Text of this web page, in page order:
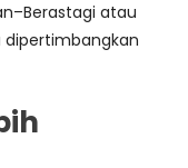
atau
dipertimbangkan